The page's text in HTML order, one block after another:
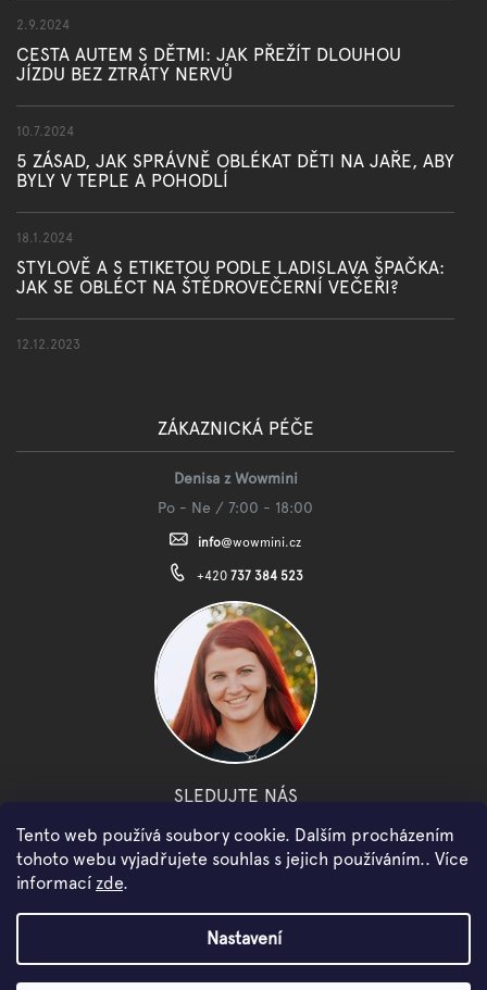
Tento web používá soubory cookie. Dalším procházením
tohoto webu vyjadřujete souhlas s jejich používáním.. Více
informací zde.
Nastavení
2.9.2024
CESTA AUTEM S DĚTMI: JAK PŘEŽÍT DLOUHOU
JÍZDU BEZ ZTRÁTY NERVŮ
10.7.2024
5 ZÁSAD, JAK SPRÁVNĚ OBLÉKAT DĚTI NA JAŘE, ABY
BYLY V TEPLE A POHODLÍ
18.1.2024
STYLOVĚ A S ETIKETOU PODLE LADISLAVA ŠPAČKA:
JAK SE OBLÉCT NA ŠTĚDROVEČERNÍ VEČEŘI?
12.12.2023
ZÁKAZNICKÁ PÉČE
Denisa z Wowmini
Po - Ne / 7:00 - 18:00
info@wowmini.cz
+420 737 384 523
SLEDUJTE NÁS
facebook instagram youtube
Shoptet
Copyright 2026WOWMINI. Všechna práva vyhrazena.